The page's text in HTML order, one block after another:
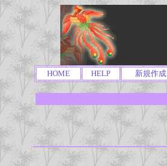
HOME HELP 新規作成